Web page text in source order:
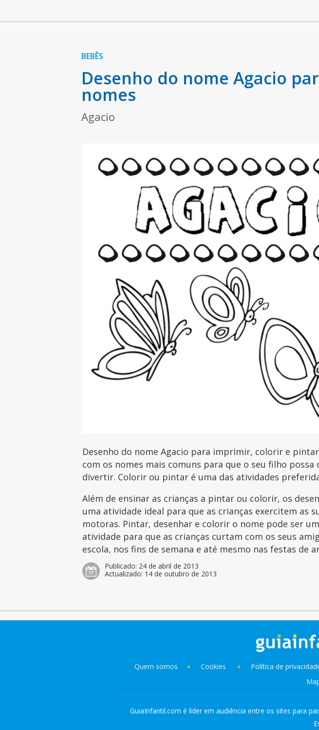
BEBÊS
Desenho do nome Agacio
nomes
Agacio
Desenho do nome Agacio para imprimir, colorir e
com os nomes mais comuns para que o seu filho possa
divertir. Colorir ou pintar é uma das atividades
Além de ensinar as crianças a pintar ou colorir, os
uma atividade ideal para que as crianças exercitem as
motoras. Pintar, desenhar e colorir o nome pode ser
atividade para que as crianças curtam com os seus
escola, nos fins de semana e até mesmo nas festas de
Publicado: 24 de abril de 2013
Actualizado: 14 de outubro de 2013
Quem somos Cookies Política de
GuiaInfantil.com é líder em audiência entre os sites para